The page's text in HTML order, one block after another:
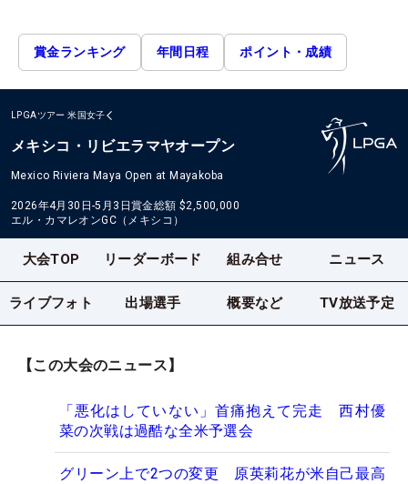
賞金ランキング 年間日程 ポイント・成績
LPGAツアー 米国女子
メキシコ・リビエラマヤオープン
Mexico Riviera Maya Open at Mayakoba
2026年4月30日-5月3日賞金総額 $2,500,000
エル・カマレオンGC（メキシコ）
大会TOP リーダーボード 組み合せ ニュース
ライブフォト 出場選手 概要など TV放送予定
【この大会のニュース】
「悪化はしていない」首痛抱えて完走 西村優
菜の次戦は過酷な全米予選会
グリーン上で2つの変更 原英莉花が米自己最高